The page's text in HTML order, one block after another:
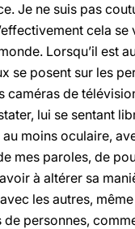
Je ne suis pas
cela se
Lorsqu’il est
se posent sur les
caméras de
lui se sentant
moins oculaire,
mes paroles, de
à altérer sa
les autres,
personnes,